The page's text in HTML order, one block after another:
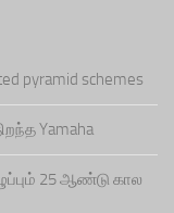
pyramid schemes
Yamaha
25 ஆண்டு கால